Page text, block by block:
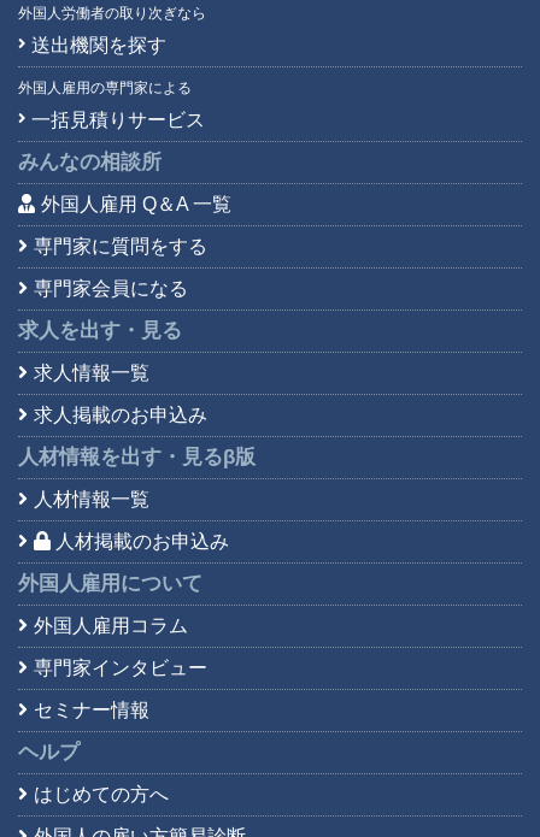
外国人労働者の取り次ぎなら
送出機関を探す
外国人雇用の専門家による
一括見積りサービス
みんなの相談所
外国人雇用 Q＆A 一覧
専門家に質問をする
専門家会員になる
求人を出す・見る
求人情報一覧
求人掲載のお申込み
人材情報を出す・見るβ版
人材情報一覧
人材掲載のお申込み
外国人雇用について
外国人雇用コラム
専門家インタビュー
セミナー情報
ヘルプ
はじめての方へ